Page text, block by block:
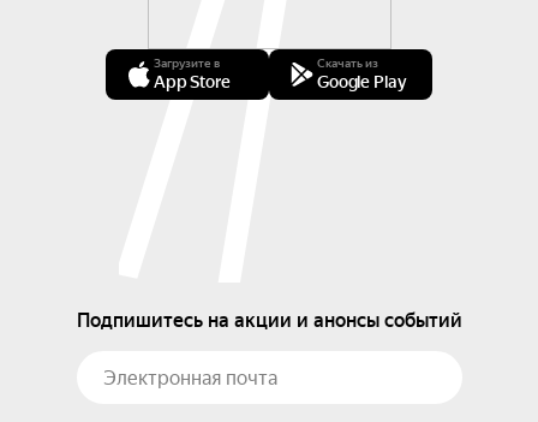
Загрузите в
App Store
Скачать из
Google Play
Подпишитесь на акции и анонсы событий